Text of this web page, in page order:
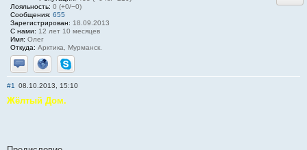
Лояльность: 0 (+0/−0)
Сообщения: 655
Зарегистрирован: 18.09.2013
С нами: 12 лет 10 месяцев
Имя: Олег
Откуда: Арктика, Мурманск.
Отправить личное сообщение
СайтSkype
#1 08.10.2013, 15:10
Жёлтый Дом.